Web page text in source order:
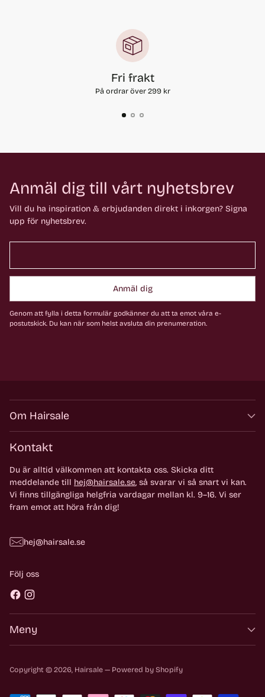
Fri frakt
På ordrar över 299 kr
Anmäl dig till vårt nyhetsbrev
Vill du ha inspiration & erbjudanden direkt i inkorgen? Signa
upp för nyhetsbrev.
Anmäl dig
Genom att fylla i detta formulär godkänner du att ta emot våra e-
postutskick. Du kan när som helst avsluta din prenumeration.
Om Hairsale
Kontakt
Du är alltid välkommen att kontakta oss. Skicka ditt
meddelande till hej@hairsale.se, så svarar vi så snart vi kan.
Vi finns tillgängliga helgfria vardagar mellan kl. 9–16. Vi ser
fram emot att höra från dig!
hej@hairsale.se
Följ oss
Meny
Copyright © 2026, Hairsale — Powered by Shopify